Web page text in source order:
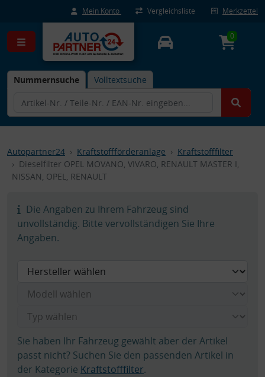
Mein Konto Vergleichsliste Merkzettel
Nummernsuche Volltextsuche
0
Autopartner24 Kraftstoffförderanlage
Kraftstofffilter
Dieselfilter OPEL MOVANO, VIVARO, RENAULT MASTER I,
NISSAN, OPEL, RENAULT
Die Angaben zu Ihrem Fahrzeug sind
unvollständig. Bitte vervollständigen Sie Ihre
Angaben.
Sie haben Ihr Fahrzeug gewählt aber der Artikel
passt nicht? Suchen Sie den passenden Artikel in
der Kategorie Kraftstofffilter.